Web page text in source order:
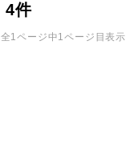
4件
全1ページ中1ページ目表示